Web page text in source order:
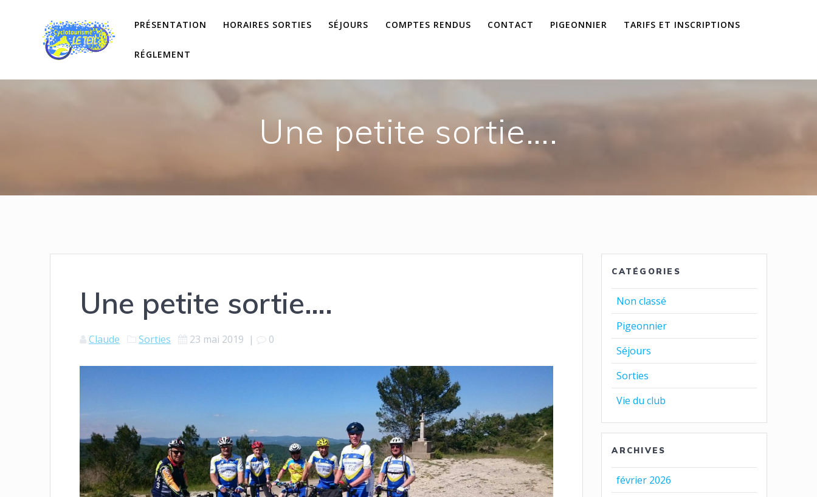
PRÉSENTATION HORAIRES SORTIES SÉJOURS COMPTES RENDUS CONTACT PIGEONNIER TARIFS ET INSCRIPTIONS
RÉGLEMENT
Une petite sortie….
Une petite sortie….
Claude Sorties 23 mai 2019 | 0
CATÉGORIES
Non classé
Pigeonnier
Séjours
Sorties
Vie du club
ARCHIVES
février 2026